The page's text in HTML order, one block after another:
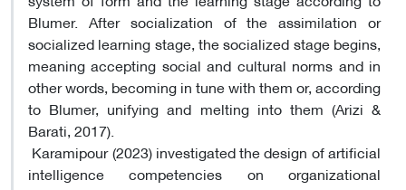
Blumer. After socialization of the assimilation or
socialized learning stage, the socialized stage begins,
meaning accepting social and cultural norms and in
other words, becoming in tune with them or, according
to Blumer, unifying and melting into them (Arizi &
Barati, 2017).
Karamipour (2023) investigated the design of artificial
intelligence competencies on organizational